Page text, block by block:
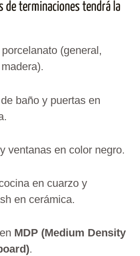
terminaciones tendrá la
(general,
baño y puertas en
ventanas en color negro.
en cuarzo y
en cerámica.
MDP (Medium Density
.